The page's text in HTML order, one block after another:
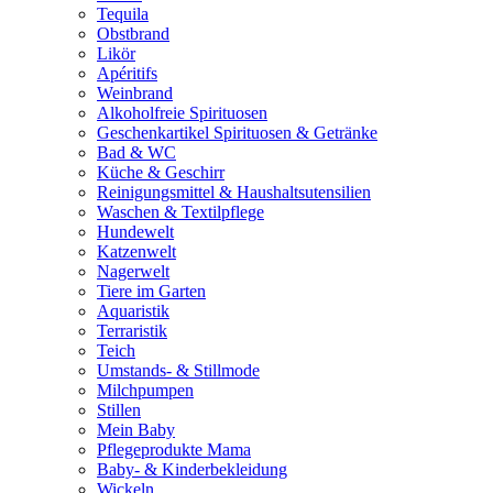
Tequila
Obstbrand
Likör
Apéritifs
Weinbrand
Alkoholfreie Spirituosen
Geschenkartikel Spirituosen & Getränke
Bad & WC
Küche & Geschirr
Reinigungsmittel & Haushaltsutensilien
Waschen & Textilpflege
Hundewelt
Katzenwelt
Nagerwelt
Tiere im Garten
Aquaristik
Terraristik
Teich
Umstands- & Stillmode
Milchpumpen
Stillen
Mein Baby
Pflegeprodukte Mama
Baby- & Kinderbekleidung
Wickeln